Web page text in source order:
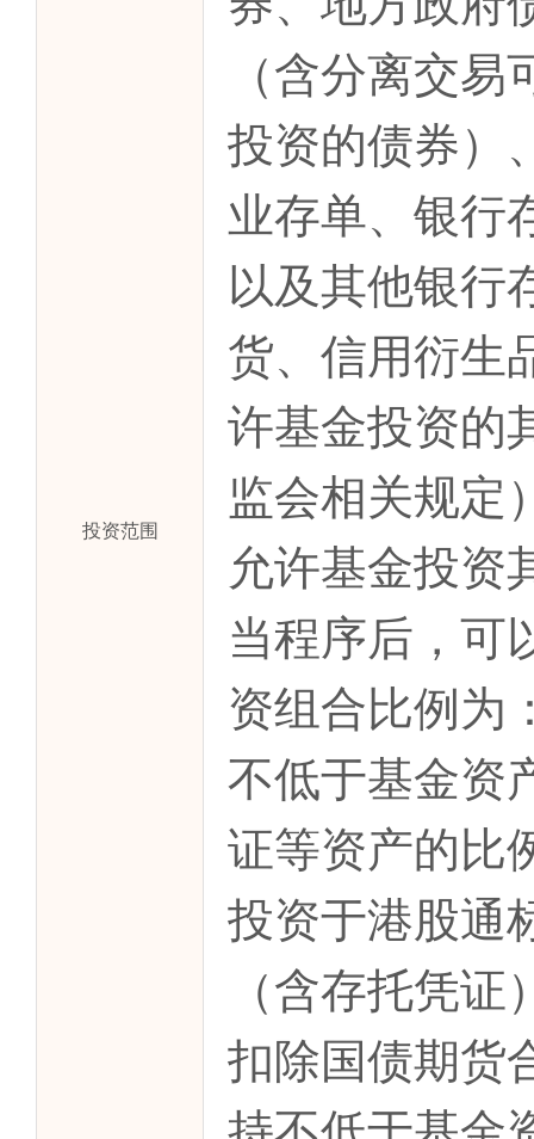
投资范围
（含分离交
投资的债券）
业存单、银行
以及其他银行
货、信用衍生
许基金投资的
监会相关规定
允许基金投资
当程序后，可
资组合比例为
不低于基金资
证等资产的比
投资于港股通
（含存托凭
扣除国债期货